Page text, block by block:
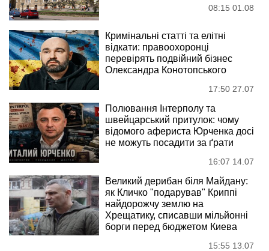
08:15 01.08
Кримінальні статті та елітні
відкати: правоохоронці
перевірять подвійний бізнес
Олександра Конотопського
17:50 27.07
Полювання Інтерполу та
швейцарський притулок: чому
відомого афериста Юрченка досі
не можуть посадити за ґрати
16:07 14.07
Великий дерибан біля Майдану:
як Кличко "подарував" Криппі
найдорожчу землю на
Хрещатику, списавши мільйонні
борги перед бюджетом Киева
15:55 13.07